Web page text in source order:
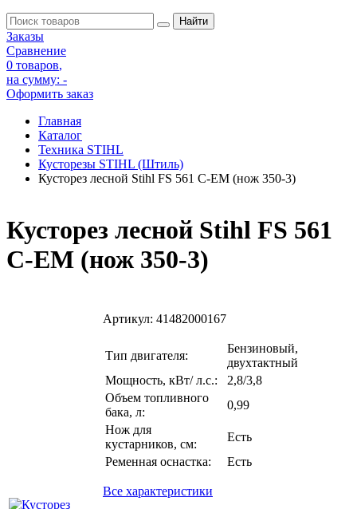
Заказы
Сравнение
0 товаров,
на сумму: -
Оформить заказ
Главная
Каталог
Техника STIHL
Кусторезы STIHL (Штиль)
Кусторез лесной Stihl FS 561 С-EM (нож 350-3)
Кусторез лесной Stihl FS 561
С-EM (нож 350-3)
Артикул: 41482000167
Тип двигателя:
Бензиновый,
двухтактный
Мощность, кВт/ л.с.:
2,8/3,8
Объем топливного
бака, л:
0,99
Нож для
кустарников, см:
Есть
Ременная оснастка:
Есть
Все характеристики